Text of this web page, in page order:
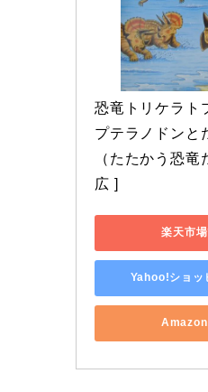
恐竜トリケラト
プテラノドンと
（たたかう恐
広 ]
楽天市
Yahoo!ショッ
Amazon